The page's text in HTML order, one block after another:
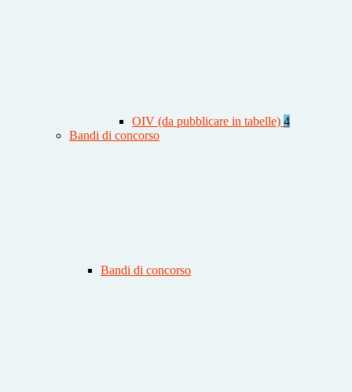
OIV (da pubblicare in tabelle) 4
Bandi di concorso
Bandi di concorso